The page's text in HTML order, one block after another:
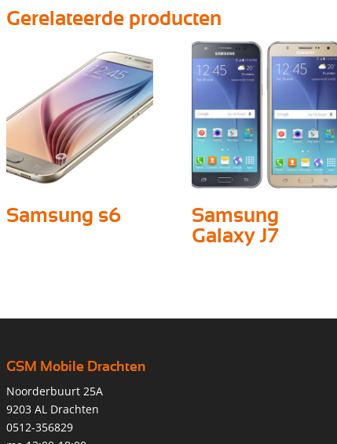
Gerelateerde producten
Samsung s6
Samsung
Galaxy J7
GSM Mobile Drachten
Noorderbuurt 25A
9203 AL Drachten
0512-356829